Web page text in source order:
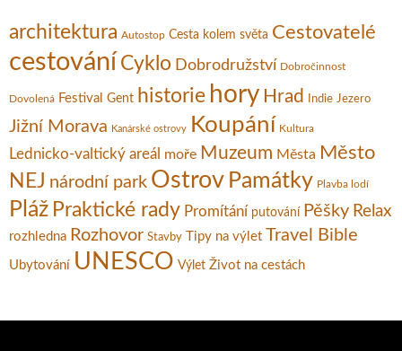
architektura Autostop Cesta kolem světa Cestovatelé
cestování Cyklo Dobrodružství Dobročinnost
Dovolená Festival Gent historie hory Hrad Indie Jezero
Jižní Morava Kanárské ostrovy Koupání Kultura
Lednicko-valtický areál moře Muzeum Města Město
NEJ národní park Ostrov Památky Plavba lodí
Pláž Praktické rady Promítání putování Pěšky Relax
rozhledna Rozhovor Stavby Tipy na výlet Travel Bible
Ubytování UNESCO Výlet Život na cestách